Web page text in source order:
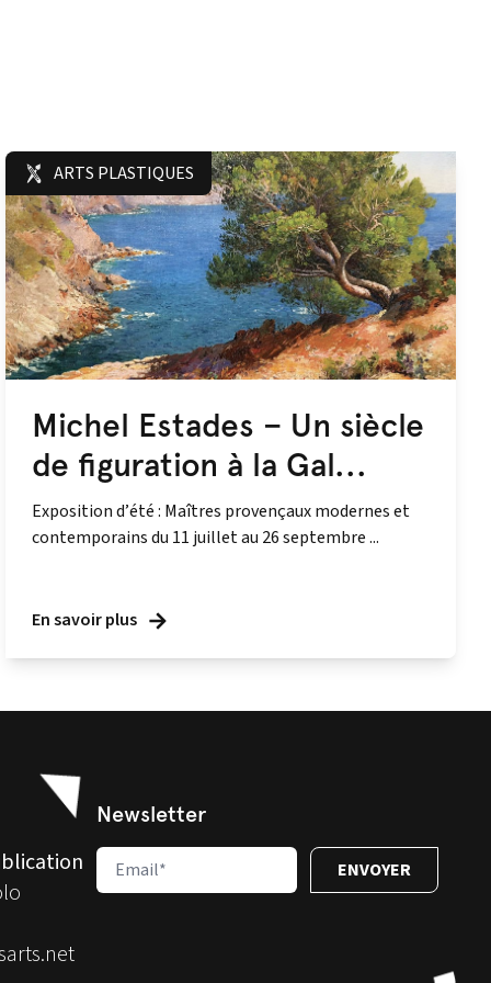
ARTS PLASTIQUES
Michel Estades – Un siècle
de figuration à la Gal...
Exposition d’été : Maîtres provençaux modernes et
contemporains du 11 juillet au 26 septembre ...
En savoir plus
Newsletter